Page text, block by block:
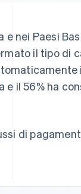
nei Paesi
il tipo di
e il 56% ha
di